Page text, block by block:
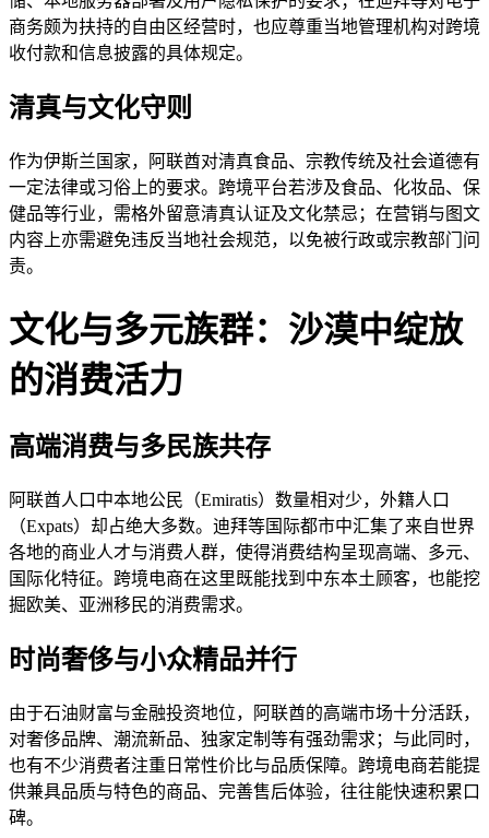
商务颇为扶持的自由区经营时，也应尊重当地管理机构对跨境
收付款和信息披露的具体规定。
清真与文化守则
作为伊斯兰国家，阿联酋对清真食品、宗教传统及社会道德有
一定法律或习俗上的要求。跨境平台若涉及食品、化妆品、保
健品等行业，需格外留意清真认证及文化禁忌；在营销与图文
内容上亦需避免违反当地社会规范，以免被行政或宗教部门问
责。
文化与多元族群：沙漠中绽放
的消费活力
高端消费与多民族共存
阿联酋人口中本地公民（Emiratis）数量相对少，外籍人口
（Expats）却占绝大多数。迪拜等国际都市中汇集了来自世界
各地的商业人才与消费人群，使得消费结构呈现高端、多元、
国际化特征。跨境电商在这里既能找到中东本土顾客，也能挖
掘欧美、亚洲移民的消费需求。
时尚奢侈与小众精品并行
由于石油财富与金融投资地位，阿联酋的高端市场十分活跃，
对奢侈品牌、潮流新品、独家定制等有强劲需求；与此同时，
也有不少消费者注重日常性价比与品质保障。跨境电商若能提
供兼具品质与特色的商品、完善售后体验，往往能快速积累口
碑。